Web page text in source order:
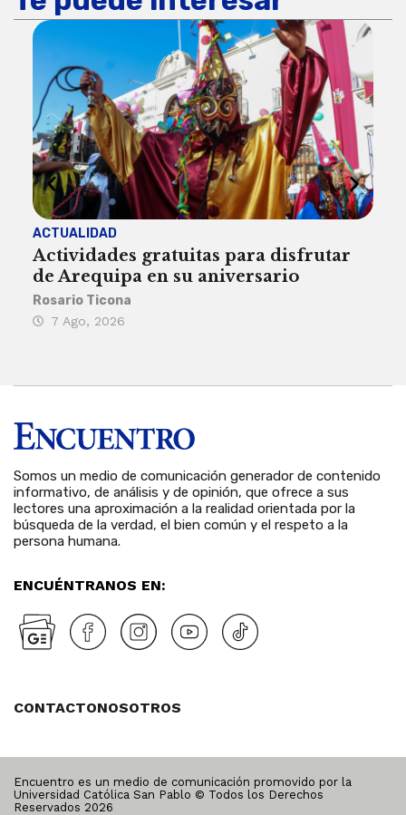
ACTUALIDAD
Actividades gratuitas para disfrutar
de Arequipa en su aniversario
Rosario Ticona
7 Ago, 2026
Somos un medio de comunicación generador de contenido
informativo, de análisis y de opinión, que ofrece a sus
lectores una aproximación a la realidad orientada por la
búsqueda de la verdad, el bien común y el respeto a la
persona humana.
ENCUÉNTRANOS EN:
CONTACTONOSOTROS
Encuentro es un medio de comunicación promovido por la
Universidad Católica San Pablo © Todos los Derechos
Reservados 2026